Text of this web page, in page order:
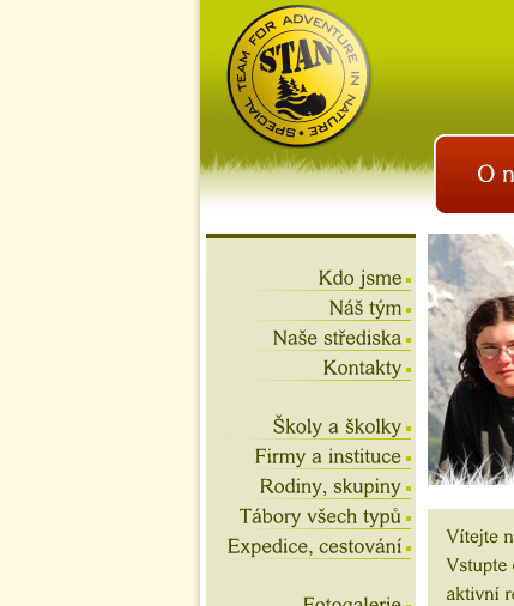
istan.cz
letní tábory 2026, školní
výlety, akce na víkend,
teambuilding